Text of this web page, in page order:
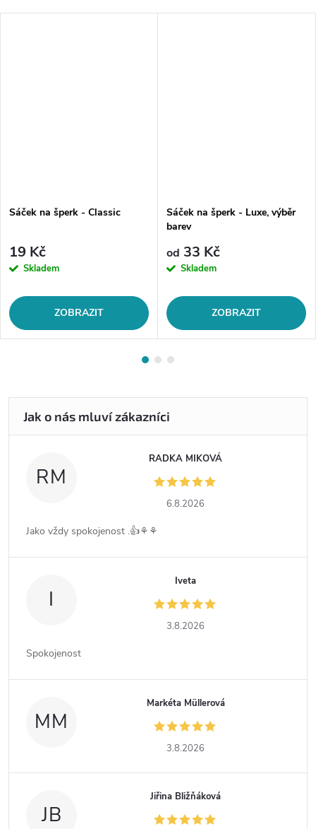
Sáček na šperk - Classic
19 Kč
Skladem
ZOBRAZIT
Sáček na šperk - Luxe, výběr
barev
od 33 Kč
Skladem
ZOBRAZIT
RM
RADKA MIKOVÁ
6.8.2026
Jako vždy spokojenost .👍⚘️⚘️
I
Iveta
3.8.2026
Spokojenost
MM
Markéta Müllerová
3.8.2026
JB
Jiřina Bližňáková